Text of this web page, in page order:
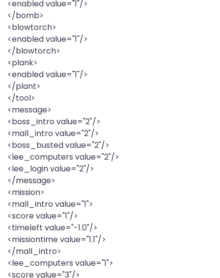
<enabled value="1"/>
</bomb>
<blowtorch>
<enabled value="1"/>
</blowtorch>
<plank>
<enabled value="1"/>
</plant>
</tool>
<message>
<boss_intro value="2"/>
<mall_intro value="2"/>
<boss_busted value="2"/>
<lee_computers value="2"/>
<lee_login value="2"/>
</message>
<mission>
<mall_intro value="1">
<score value="1"/>
<timeleft value="-1.0"/>
<missiontime value="1.1"/>
</mall_intro>
<lee_computers value="1">
<score value="3"/>